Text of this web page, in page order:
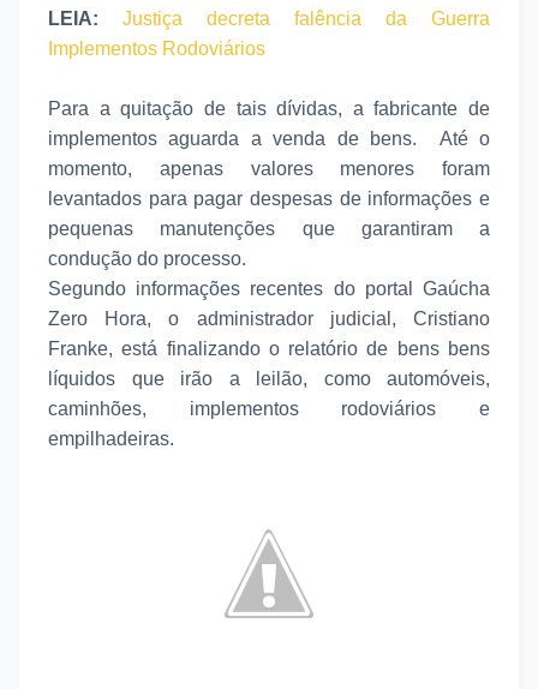
LEIA:
Justiça decreta falência da Guerra
Implementos Rodoviários
Para a quitação de tais dívidas, a fabricante de
implementos aguarda a venda de bens. Até o
momento, apenas valores menores foram
levantados para pagar despesas de informações e
pequenas manutenções que garantiram a
condução do processo.
Segundo informações recentes do portal Gaúcha
Zero Hora, o administrador judicial, Cristiano
Franke, está finalizando o relatório de bens bens
líquidos que irão a leilão, como automóveis,
caminhões, implementos rodoviários e
empilhadeiras.